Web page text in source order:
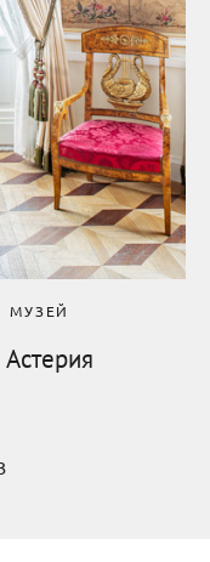
МУЗЕЙ